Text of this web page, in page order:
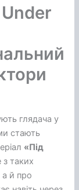
глядача у
стають
«Під
таких
а й про